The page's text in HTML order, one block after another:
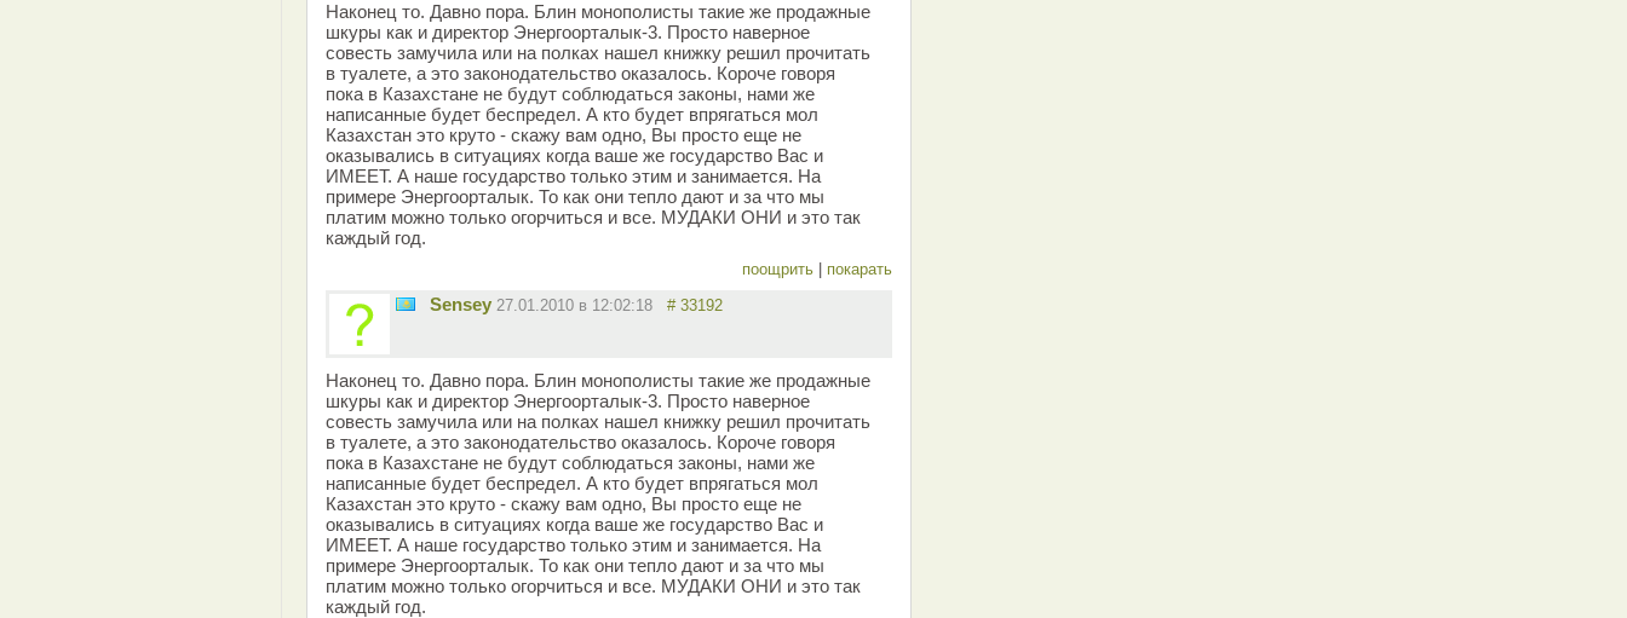
Наконец то. Давно пора. Блин монополисты такие же продажные
шкуры как и директор Энергоорталык-3. Просто наверное
совесть замучила или на полках нашел книжку решил прочитать
в туалете, а это законодательство оказалось. Короче говоря
пока в Казахстане не будут соблюдаться законы, нами же
написанные будет беспредел. А кто будет впрягаться мол
Казахстан это круто - скажу вам одно, Вы просто еще не
оказывались в ситуациях когда ваше же государство Вас и
ИМЕЕТ. А наше государство только этим и занимается. На
примере Энергоорталык. То как они тепло дают и за что мы
платим можно только огорчиться и все. МУДАКИ ОНИ и это так
каждый год.
поощрить покарать
Sensey 27.01.2010 в 12:02:18 # 33192
Наконец то. Давно пора. Блин монополисты такие же продажные
шкуры как и директор Энергоорталык-3. Просто наверное
совесть замучила или на полках нашел книжку решил прочитать
в туалете, а это законодательство оказалось. Короче говоря
пока в Казахстане не будут соблюдаться законы, нами же
написанные будет беспредел. А кто будет впрягаться мол
Казахстан это круто - скажу вам одно, Вы просто еще не
оказывались в ситуациях когда ваше же государство Вас и
ИМЕЕТ. А наше государство только этим и занимается. На
примере Энергоорталык. То как они тепло дают и за что мы
платим можно только огорчиться и все. МУДАКИ ОНИ и это так
каждый год.